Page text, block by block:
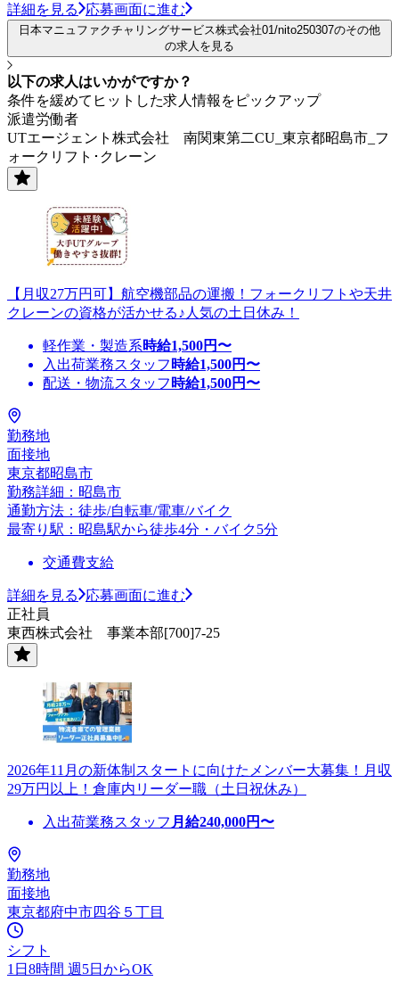
詳細を見る 応募画面に進む
日本マニュファクチャリングサービス株式会社01/nito250307のその他
の求人を見る
以下の求人はいかがですか？
条件を緩めてヒットした求人情報をピックアップ
派遣労働者
UTエージェント株式会社 南関東第二CU_東京都昭島市_フ
ォークリフト･クレーン
【月収27万円可】航空機部品の運搬！フォークリフトや天井
クレーンの資格が活かせる♪人気の土日休み！
軽作業・製造系時給1,500円〜
入出荷業務スタッフ 時給1,500円〜
配送・物流スタッフ 時給1,500円〜
勤務地
面接地
東京都昭島市
勤務詳細：昭島市
通勤方法：徒歩/自転車/電車/バイク
最寄り駅：昭島駅から徒歩4分・バイク5分
交通費支給
詳細を見る
応募画面に進む
正社員
東西株式会社 事業本部[700]7-25
2026年11月の新体制スタートに向けたメンバー大募集！月収
29万円以上！倉庫内リーダー職（土日祝休み）
入出荷業務スタッフ 月給240,000円〜
勤務地
面接地
東京都府中市四谷５丁目
シフト
1日8時間 週5日からOK